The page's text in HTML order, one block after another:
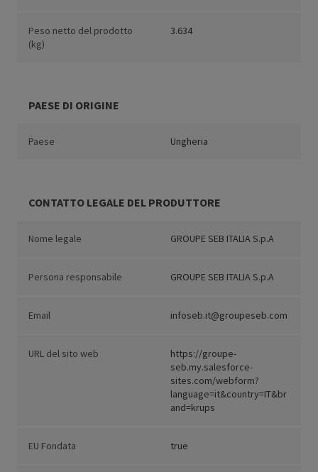
Peso netto del prodotto
(kg)
3.634
PAESE DI ORIGINE
Paese Ungheria
CONTATTO LEGALE DEL PRODUTTORE
Nome legale GROUPE SEB ITALIA S.p.A
Persona responsabile GROUPE SEB ITALIA S.p.A
Email infoseb.it@groupeseb.com
URL del sito web
https://groupe-
seb.my.salesforce-
sites.com/webform?
language=it&country=IT&br
and=krups
EU Fondata true